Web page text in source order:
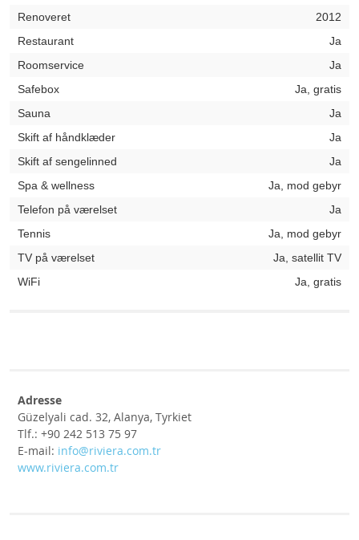
Renoveret
2012
Restaurant
Ja
Roomservice
Ja
Safebox
Ja, gratis
Sauna
Ja
Skift af håndklæder
Ja
Skift af sengelinned
Ja
Spa & wellness
Ja, mod gebyr
Telefon på værelset
Ja
Tennis
Ja, mod gebyr
TV på værelset
Ja, satellit TV
WiFi
Ja, gratis
Adresse
Güzelyali cad. 32, Alanya, Tyrkiet
Tlf.: +90 242 513 75 97
E-mail: info@riviera.com.tr
www.riviera.com.tr